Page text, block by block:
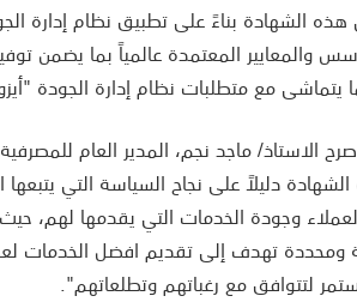
الشهادة بناءً على تطبيق نظام إدارة
والمعايير المعتمدة عالمياً بما يضمن
مع متطلبات نظام إدارة الجودة "أيزو 9001 :
الاستاذ/ ماجد نجم، المدير العام
دليلاً على نجاح السياسة التي
وجودة الخدمات التي يقدمها
ومحددة تهدف إلى تقديم افضل الخدمات
لتتوافق مع رغباتهم وتطلعاتهم".